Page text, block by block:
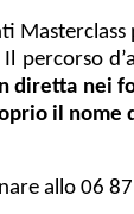
diretta nei
il nome
allo 06